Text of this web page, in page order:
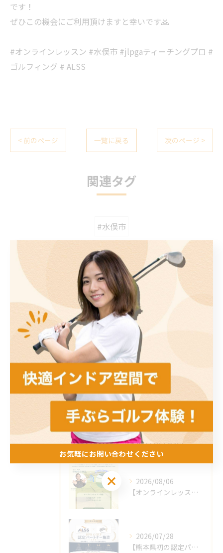
です！
ぜひこの機会にご利用頂けますと幸いです🙇
#オンラインレッスン #水俣市 #jlpgaティーチングプロ #
ゴルフィング # ALSS
< 前のページ 一覧に戻る 次のページ >
関連タグ
#水俣市
カテゴリー Categories
全てのカテゴリー
初心者
スイング解析
左右打席
手ぶら
ラウンド
最近の投稿 Recent Posts
2026/08/06
【オンラインレッスンのお知らせ】
2026/07/28
【熊本県初の認定パートナー施設となりました🎉】
お気軽にお問い合わせください
お気軽にお問い合わせください